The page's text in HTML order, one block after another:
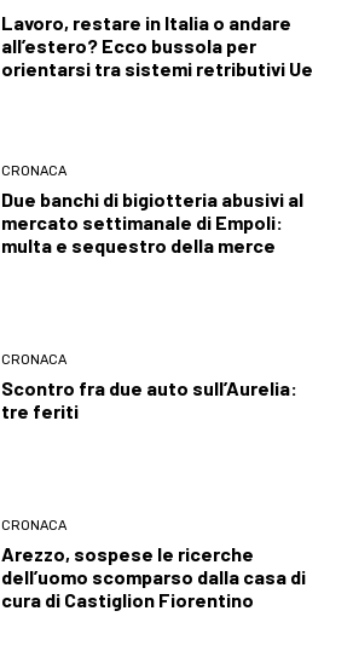
Lavoro, restare in Italia o andare
all’estero? Ecco bussola per
orientarsi tra sistemi retributivi Ue
CRONACA
Due banchi di bigiotteria abusivi al
mercato settimanale di Empoli:
multa e sequestro della merce
CRONACA
Scontro fra due auto sull’Aurelia:
tre feriti
CRONACA
Arezzo, sospese le ricerche
dell’uomo scomparso dalla casa di
cura di Castiglion Fiorentino